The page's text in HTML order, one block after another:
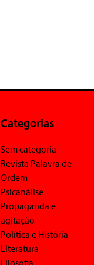
Categorias
Sem categoria
Revista Palavra de
Ordem
Psicanálise
Propaganda e
agitação
Política e História
Literatura